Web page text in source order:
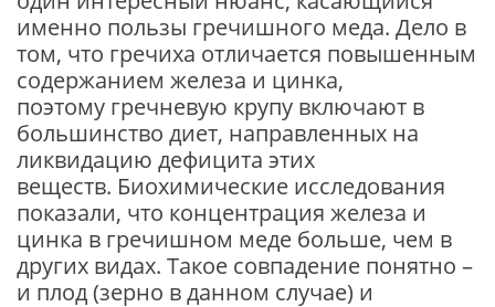
именно пользы гречишного меда. Дело в
том, что гречиха отличается повышенным
содержанием железа и цинка,
поэтому гречневую крупу включают в
большинство диет, направленных на
ликвидацию дефицита этих
веществ. Биохимические исследования
показали, что концентрация железа и
цинка в гречишном меде больше, чем в
других видах. Такое совпадение понятно –
и плод (зерно в данном случае) и